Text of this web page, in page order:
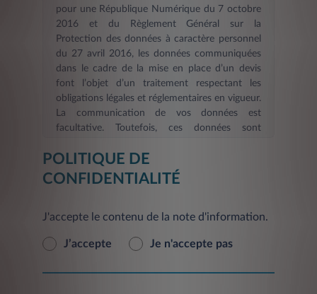
pour une République Numérique du 7 octobre
2016 et du Règlement Général sur la
Protection des données à caractère personnel
du 27 avril 2016, les données communiquées
dans le cadre de la mise en place d’un devis
font l’objet d’un traitement respectant les
obligations légales et réglementaires en vigueur.
La communication de vos données est
facultative. Toutefois, ces données sont
d’information et/ou de devis en ligne. La durée
de validité des informations fournies est de six
demande d’information et/ou constituer votre
signalées par un astérisque. En l’absence de ces
pas être pris en compte et vous ne pourrez pas
POLITIQUE DE
CONFIDENTIALITÉ
J'accepte le contenu de la note d'information.
J’accepte Je n'accepte pas